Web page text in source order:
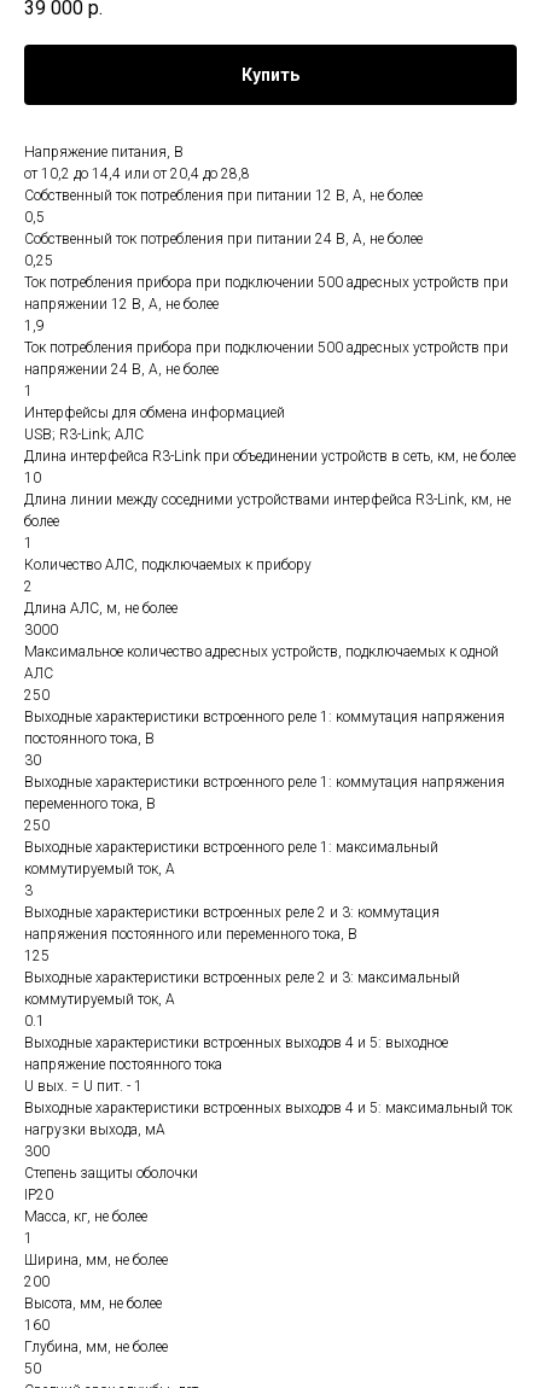
39 000 р.
Купить
Напряжение питания, В
от 10,2 до 14,4 или от 20,4 до 28,8
Собственный ток потребления при питании 12 В, А, не более
0,5
Собственный ток потребления при питании 24 В, А, не более
0,25
Ток потребления прибора при подключении 500 адресных устройств при
напряжении 12 В, А, не более
1,9
Ток потребления прибора при подключении 500 адресных устройств при
напряжении 24 В, А, не более
1
Интерфейсы для обмена информацией
USB; R3-Link; АЛС
Длина интерфейса R3-Link при объединении устройств в сеть, км, не более
10
Длина линии между соседними устройствами интерфейса R3-Link, км, не
более
1
Количество АЛС, подключаемых к прибору
2
Длина АЛС, м, не более
3000
Максимальное количество адресных устройств, подключаемых к одной
АЛС
250
Выходные характеристики встроенного реле 1: коммутация напряжения
постоянного тока, В
30
Выходные характеристики встроенного реле 1: коммутация напряжения
переменного тока, В
250
Выходные характеристики встроенного реле 1: максимальный
коммутируемый ток, А
3
Выходные характеристики встроенных реле 2 и 3: коммутация
напряжения постоянного или переменного тока, В
125
Выходные характеристики встроенных реле 2 и 3: максимальный
коммутируемый ток, А
0.1
Выходные характеристики встроенных выходов 4 и 5: выходное
напряжение постоянного тока
U вых. = U пит. - 1
Выходные характеристики встроенных выходов 4 и 5: максимальный ток
нагрузки выхода, мА
300
Степень защиты оболочки
IP20
Масса, кг, не более
1
Ширина, мм, не более
200
Высота, мм, не более
160
Глубина, мм, не более
50